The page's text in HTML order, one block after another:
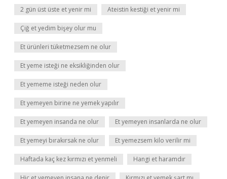
2 gün üst üste et yenir mi Ateistin kestiği et yenir mi
Çiğ et yedim bişey olur mu
Et ürünleri tüketmezsem ne olur
Et yeme isteği ne eksikliğinden olur
Et yememe isteği neden olur
Et yemeyen birine ne yemek yapılır
Et yemeyen insanda ne olur Et yemeyen insanlarda ne olur
Et yemeyi bırakırsak ne olur Et yemezsem kilo verilir mi
Haftada kaç kez kırmızı et yenmeli Hangi et haramdır